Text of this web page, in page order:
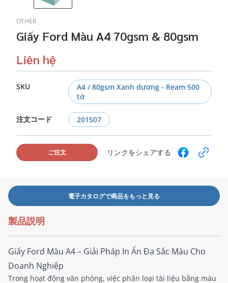
OTHER
Giấy Ford Màu A4 70gsm & 80gsm
Liên hệ
SKU
A4 / 80gsm Xanh dương - Ream 500
tờ
注文コード 201507
ご注文 リンクをシェアする
電子カタログで商品をもっと見る
製品説明
Giấy Ford Màu A4 – Giải Pháp In Ấn Đa Sắc Màu Cho
Doanh Nghiệp
Trong hoạt động văn phòng, việc phân loại tài liệu bằng màu